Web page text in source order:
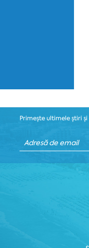
Primește ultimele știri